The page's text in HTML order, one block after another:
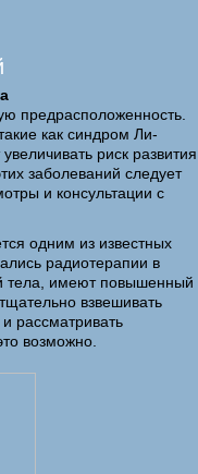
предрасположенность.
как синдром Ли-
риск развития
заболеваний следует
и консультации с
одним из известных
радиотерапии в
тела, имеют повышенный
взвешивать
рассматривать
возможно.